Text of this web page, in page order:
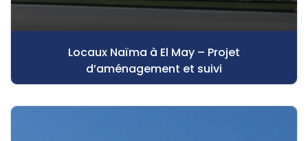
Locaux Naïma à El May – Projet
d’aménagement et suivi